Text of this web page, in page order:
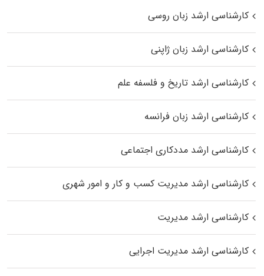
کارشناسی ارشد زبان روسی
کارشناسی ارشد زبان ژاپنی
کارشناسی ارشد تاریخ و فلسفه علم
کارشناسی ارشد زبان فرانسه
کارشناسی ارشد مددکاری اجتماعی
کارشناسی ارشد مدیریت کسب و کار و امور شهری
کارشناسی ارشد مدیریت
کارشناسی ارشد مدیریت اجرایی